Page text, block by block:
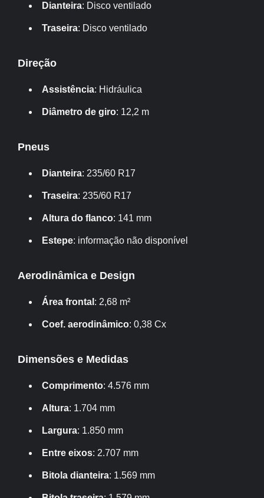
Dianteira: Disco ventilado
Traseira: Disco ventilado
Direção
Assistência: Hidráulica
Diâmetro de giro: 12,2 m
Pneus
Dianteira: 235/60 R17
Traseira: 235/60 R17
Altura do flanco: 141 mm
Estepe: informação não disponível
Aerodinâmica e Design
Área frontal : 2,68 m²
Coef. aerodinâmico: 0,38 Cx
Dimensões e Medidas
Comprimento: 4.576 mm
Altura: 1.704 mm
Largura: 1.850 mm
Entre eixos: 2.707 mm
Bitola dianteira: 1.569 mm